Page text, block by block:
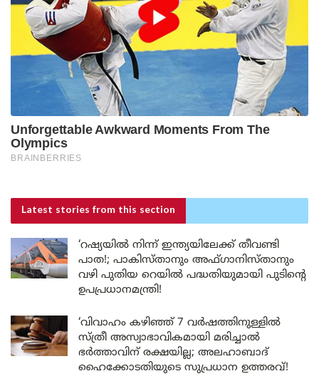
Latest stories from this section
‘റഷ്യയിൽ നിന്ന് ഇന്ത്യയിലേക്ക് തീവണ്ടി
പാത!; പാകിസ്താനും അഫ്ഗാനിസ്താനും
വഴി പുതിയ റെയിൽ പദ്ധതിയുമായി പുടിന്റെ
ഉപപ്രധാനമന്ത്രി!
‘വിവാഹം കഴിഞ്ഞ് 7 വർഷത്തിനുള്ളിൽ
സ്ത്രീ അസ്വാഭാവികമായി മരിച്ചാൽ
ഭർത്താവിന് രക്ഷയില്ല; അലഹാബാദ്
ഹൈക്കോടതിയുടെ സുപ്രധാന ഉത്തരവ്!